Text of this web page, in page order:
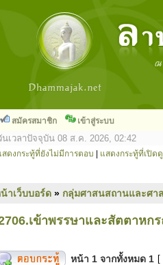
สมัครสมาชิก เข้าสู่ระบบ
นเวลาปัจจุบัน 08 ส.ค. 2026, 02:42
สดงกระทู้ที่ยังไม่มีการตอบ แสดงกระทู้ที่เปิด
าเว็บบอร์ด » กลุ่มศาสนสถานและศา
เข้าพรรษาและสัตตาห
หน้า 1 จากทั้งหมด 1 [